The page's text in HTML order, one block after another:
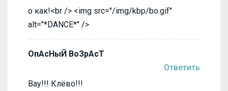
о как!<br /> <img src="/img/kbp/bo.gif"
alt="*DANCE*" />
ОпАсНыЙ ВоЗрАсТ
Ответить
Вау!!! Клёво!!!